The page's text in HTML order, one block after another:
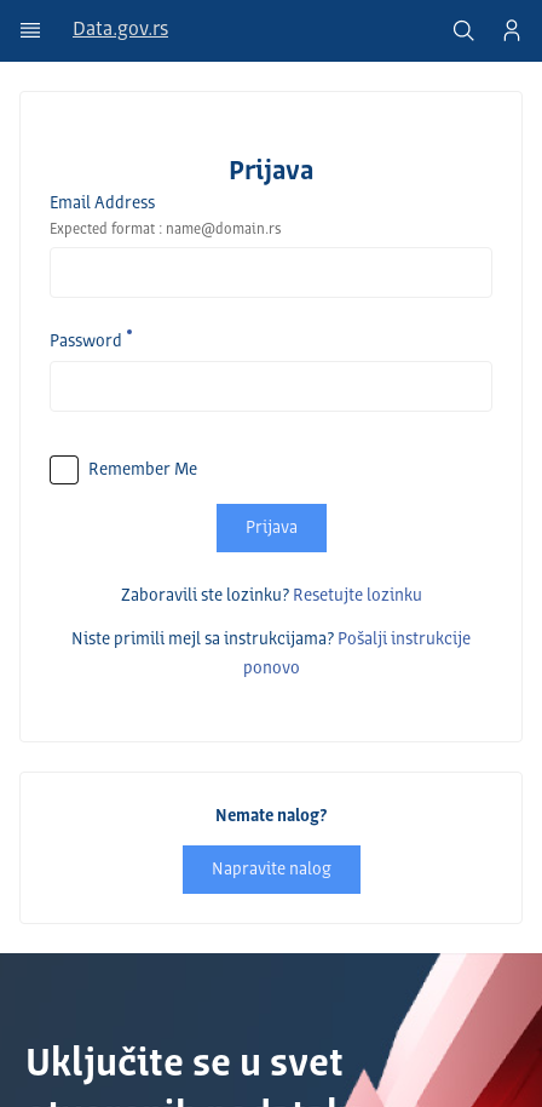
Data.gov.rs
Prijava
Email Address
Expected format : name@domain.rs
Password
Remember Me
Prijava
Zaboravili ste lozinku? Resetujte lozinku
Niste primili mejl sa instrukcijama? Pošalјi instrukcije
ponovo
Nemate nalog?
Napravite nalog
Uključite se u svet